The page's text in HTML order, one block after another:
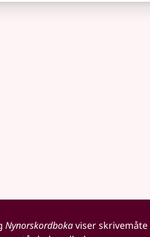
Nynorskordbokaviser